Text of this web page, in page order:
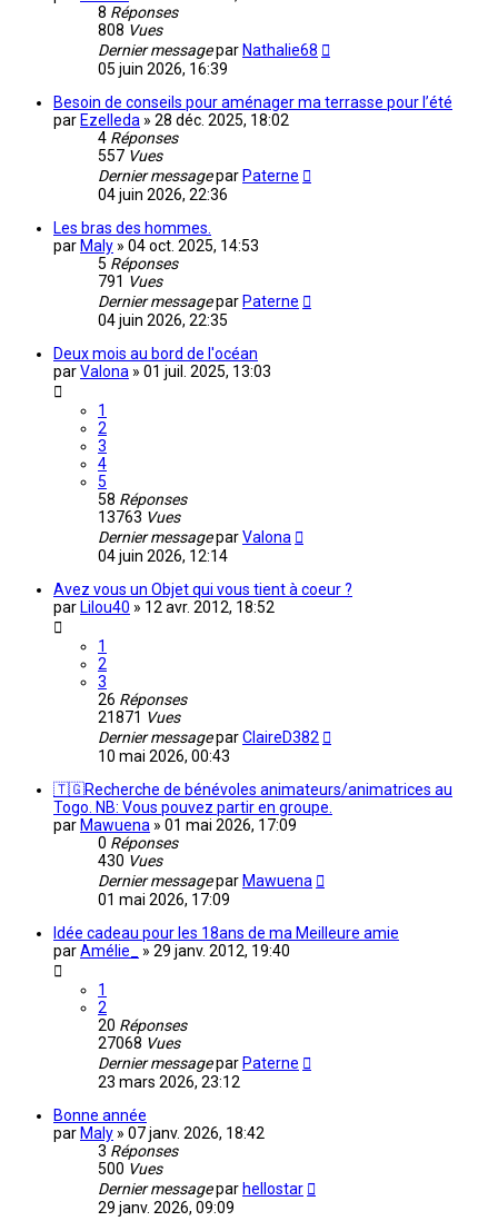
8 Réponses
808 Vues
Dernier messagepar Nathalie68
05 juin 2026, 16:39
Besoin de conseils pour aménager ma terrasse pour l’été
par Ezelleda » 28 déc. 2025, 18:02
4 Réponses
557 Vues
Dernier messagepar Paterne
04 juin 2026, 22:36
Les bras des hommes.
par Maly » 04 oct. 2025, 14:53
5 Réponses
791 Vues
Dernier messagepar Paterne
04 juin 2026, 22:35
Deux mois au bord de l'océan
parValona » 01 juil. 2025, 13:03
1
2
3
4
5
58 Réponses
13763 Vues
Dernier messageparValona
04 juin 2026, 12:14
Avez vous un Objet qui vous tient à coeur ?
par Lilou40 » 12 avr. 2012, 18:52
1
2
3
26 Réponses
21871 Vues
Dernier messageparClaireD382
10 mai 2026, 00:43
🇹🇬Recherche de bénévoles animateurs/animatrices au
Togo. NB: Vous pouvez partir en groupe.
par Mawuena » 01 mai 2026, 17:09
0 Réponses
430 Vues
Dernier messagepar Mawuena
01 mai 2026, 17:09
Idée cadeau pour les 18ans de ma Meilleure amie
parAmélie_ » 29 janv. 2012, 19:40
1
2
20 Réponses
27068 Vues
Dernier messagepar Paterne
23 mars 2026, 23:12
Bonne année
par Maly » 07 janv. 2026, 18:42
3 Réponses
500 Vues
Dernier messagepar hellostar
29 janv. 2026, 09:09